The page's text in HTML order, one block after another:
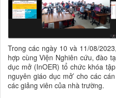
Trong các ngày 10 và 11/08/
hợp cùng Viện Nghiên cứu, đào
dục mở (InOER) tổ chức khóa
nguyên giáo dục mở’cho các
các giảng viên của nhà trường.